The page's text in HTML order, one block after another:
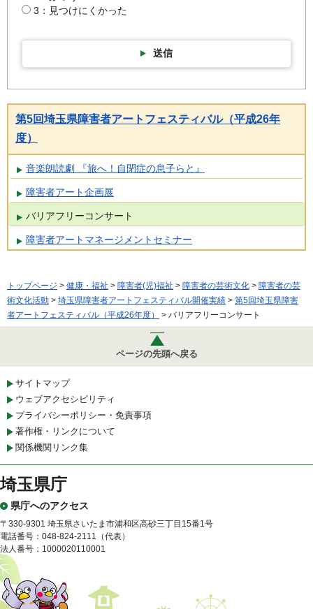
3：見つけにくかった
送信
第5回埼玉県障害者アートフェスティバル（平成26年
度）
音楽朗読劇 『旅へ！自閉症の息子らと』
障害者アート企画展
バリアフリーコンサート
障害者アートマネージメントセミナー
トップページ > 健康・福祉 > 障害者(児)福祉 > 障害者の芸術文化 > 障害者の芸
術文化活動 > 埼玉県障害者アートフェスティバル開催実績 > 第5回埼玉県障害
者アートフェスティバル（平成26年度）
> バリアフリーコンサート
ページの先頭へ戻る
サイトマップ
ウェブアクセシビリティ
プライバシーポリシー・免責事項
著作権・リンクについて
関係機関リンク集
埼玉県庁
県庁へのアクセス
〒330-9301 埼玉県さいたま市浦和区高砂三丁目15番1号
電話番号：048-824-2111（代表）
法人番号：1000020110001